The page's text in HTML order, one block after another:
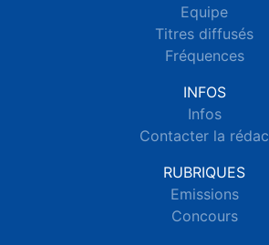
Equipe
Titres diffusés
Fréquences
INFOS
Infos
Contacter la rédac
RUBRIQUES
Emissions
Concours